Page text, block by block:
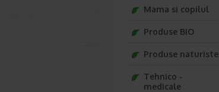
Mama si copilul
Produse BIO
Produse naturiste
Tehnico -
medicale